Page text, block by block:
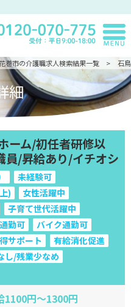
巻市の介護職求人検索結果一覧 石
細
ーム/初任者研修以
員/昇給あり/イチオシ
未経験可
)
女性活躍中
子育て世代活躍中
勤可
バイク通勤可
サポート
有給消化促進
し/残業少なめ
1100円～1300円